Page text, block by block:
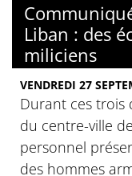
Liban : des
miliciens
VENDREDI 27
Durant ces trois
du centre-ville
personnel
des hommes